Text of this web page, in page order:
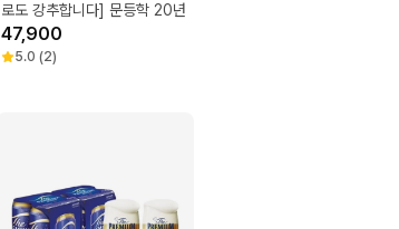
로도 강추합니다] 문등학 20년
47,900
5.0 (2)